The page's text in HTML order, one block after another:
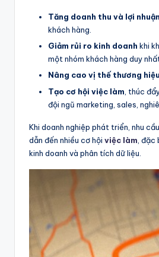
Tăng doanh thu và lợi nhuận
khách hàng.
Giảm rủi ro kinh doanh khi
một nhóm khách hàng duy
Nâng cao vị thế thương hiệu
Tạo cơ hội việc làm , thúc
đội ngũ marketing, sales,
Khi doanh nghiệp phát triển, nhu
dẫn đến nhiều cơ hội việc làm ,
kinh doanh và phân tích dữ liệu.